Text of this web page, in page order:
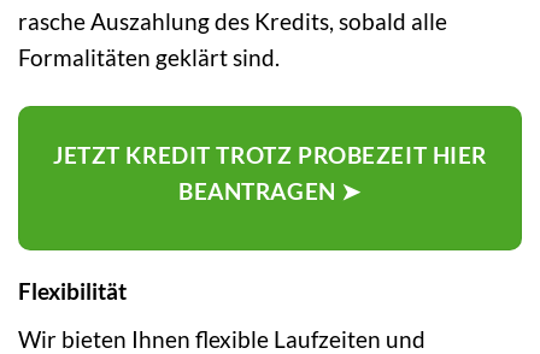
rasche Auszahlung des Kredits, sobald alle
Formalitäten geklärt sind.
JETZT KREDIT TROTZ PROBEZEIT HIER
BEANTRAGEN ➤
Flexibilität
Wir bieten Ihnen flexible Laufzeiten und